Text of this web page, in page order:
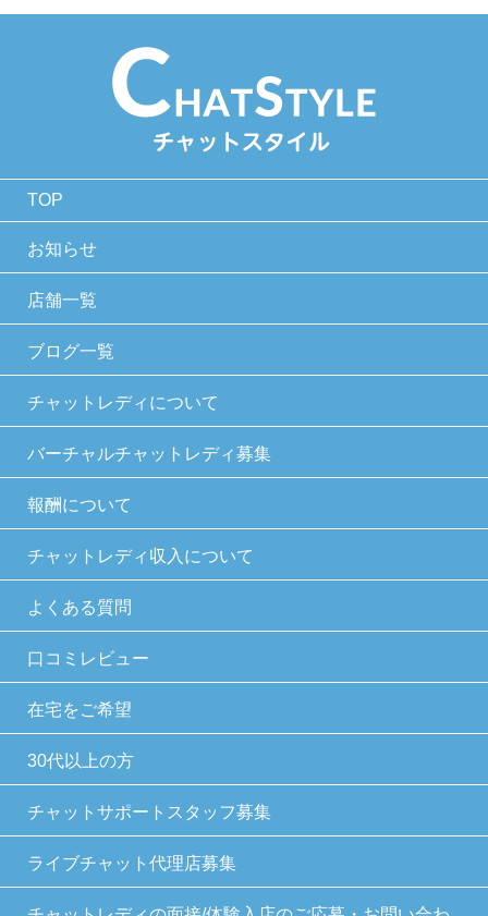
TOP
お知らせ
店舗一覧
ブログ一覧
チャットレディについて
バーチャルチャットレディ募集
報酬について
チャットレディ収入について
よくある質問
口コミレビュー
在宅をご希望
30代以上の方
チャットサポートスタッフ募集
ライブチャット代理店募集